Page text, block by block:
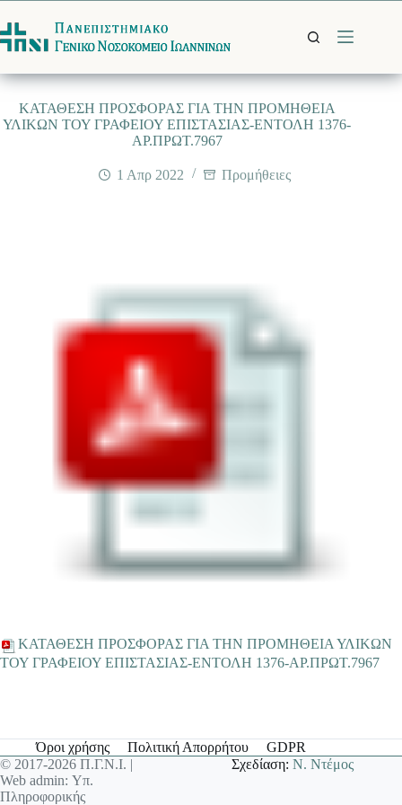
στο
περιεχόμενο
ΚΑΤΑΘΕΣΗ ΠΡΟΣΦΟΡΑΣ ΓΙΑ ΤΗΝ ΠΡΟΜΗΘΕΙΑ
ΥΛΙΚΩΝ ΤΟΥ ΓΡΑΦΕΙΟΥ ΕΠΙΣΤΑΣΙΑΣ-ΕΝΤΟΛΗ 1376-
ΑΡ.ΠΡΩΤ.7967
1 Απρ 2022 Προμήθειες
ΚΑΤΑΘΕΣΗ ΠΡΟΣΦΟΡΑΣ ΓΙΑ ΤΗΝ ΠΡΟΜΗΘΕΙΑ ΥΛΙΚΩΝ
ΤΟΥ ΓΡΑΦΕΙΟΥ ΕΠΙΣΤΑΣΙΑΣ-ΕΝΤΟΛΗ 1376-ΑΡ.ΠΡΩΤ.7967
Όροι χρήσης Πολιτική Απορρήτου
GDPR
© 2017-2026 Π.Γ.Ν.Ι. |
Web admin: Υπ.
Πληροφορικής
Σχεδίαση:Ν. Ντέμος